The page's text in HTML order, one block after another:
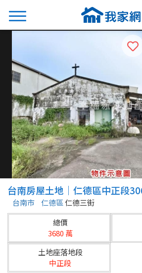
熱門關鍵字
2026 台北降價好屋限量釋出
2026 新北降
2026 台中降價好屋限量釋出
2026 台南降
2026 高雄降價好屋限量釋出
縣市
不限
台北市
基隆市
新北市
區域
台南房屋土地｜仁德區中正段
台南市 仁德區仁德三街
總價
3680 萬
土地座落地段
中正段